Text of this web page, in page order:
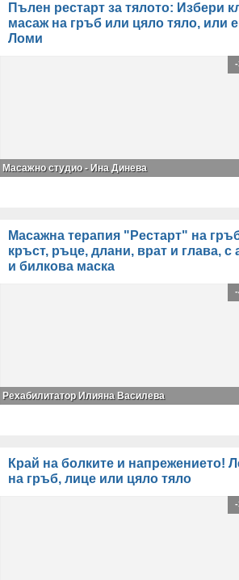
Пълен рестарт за тялото: Избери
масаж на гръб или цяло тяло, или
Ломи
Масажно студио - Ина Динева
Масажна терапия "Рестарт" на
кръст, ръце, длани, врат и глава,
и билкова маска
Рехабилитатор Илияна Василева
Край на болките и напрежението!
на гръб, лице или цяло тяло